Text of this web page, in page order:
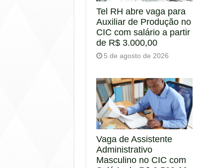
Tel RH abre vaga para
Auxiliar de Produção no
CIC com salário a partir
de R$ 3.000,00
5 de agosto de 2026
Vaga de Assistente
Administrativo
Masculino no CIC com